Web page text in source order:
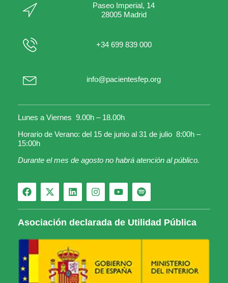
Paseo Imperial, 14
28005 Madrid
+34 699 839 000
info@pacientesfep.org
Lunes a Viernes 9.00h – 18.00h
Horario de Verano: del 15 de junio al 31 de julio 8:00h –
15:00h
Durante el mes de agosto no habrá atención al público.
Asociación declarada de Utilidad Pública